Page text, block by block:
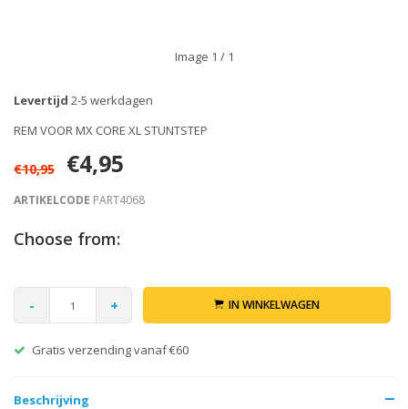
Image 1 / 1
Levertijd 2-5 werkdagen
REM VOOR MX CORE XL STUNTSTEP
€10,95 €4,95
ARTIKELCODE PART4068
Choose from:
- + IN WINKELWAGEN
Gratis verzending vanaf €60
Beschrijving